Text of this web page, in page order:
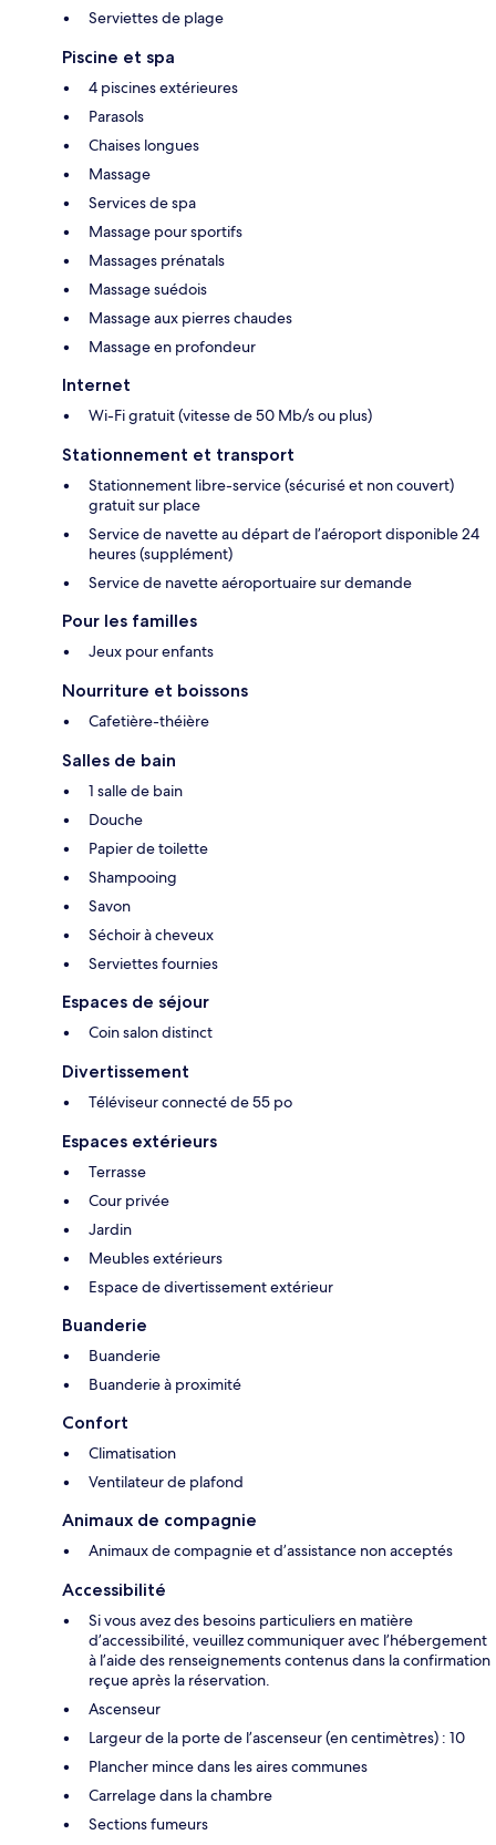
Serviettes de plage
Piscine et spa
4 piscines extérieures
Parasols
Chaises longues
Massage
Services de spa
Massage pour sportifs
Massages prénatals
Massage suédois
Massage aux pierres chaudes
Massage en profondeur
Internet
Wi-Fi gratuit (vitesse de 50 Mb/s ou plus)
Stationnement et transport
Stationnement libre-service (sécurisé et non couvert)
gratuit sur place
Service de navette au départ de l’aéroport disponible 24
heures (supplément)
Service de navette aéroportuaire sur demande
Pour les familles
Jeux pour enfants
Nourriture et boissons
Cafetière-théière
Salles de bain
1 salle de bain
Douche
Papier de toilette
Shampooing
Savon
Séchoir à cheveux
Serviettes fournies
Espaces de séjour
Coin salon distinct
Divertissement
Téléviseur connecté de 55 po
Espaces extérieurs
Terrasse
Cour privée
Jardin
Meubles extérieurs
Espace de divertissement extérieur
Buanderie
Buanderie
Buanderie à proximité
Confort
Climatisation
Ventilateur de plafond
Animaux de compagnie
Animaux de compagnie et d’assistance non acceptés
Accessibilité
Si vous avez des besoins particuliers en matière
d’accessibilité, veuillez communiquer avec l’hébergement
à l’aide des renseignements contenus dans la confirmation
reçue après la réservation.
Ascenseur
Largeur de la porte de l’ascenseur (en centimètres) : 10
Plancher mince dans les aires communes
Carrelage dans la chambre
Sections fumeurs